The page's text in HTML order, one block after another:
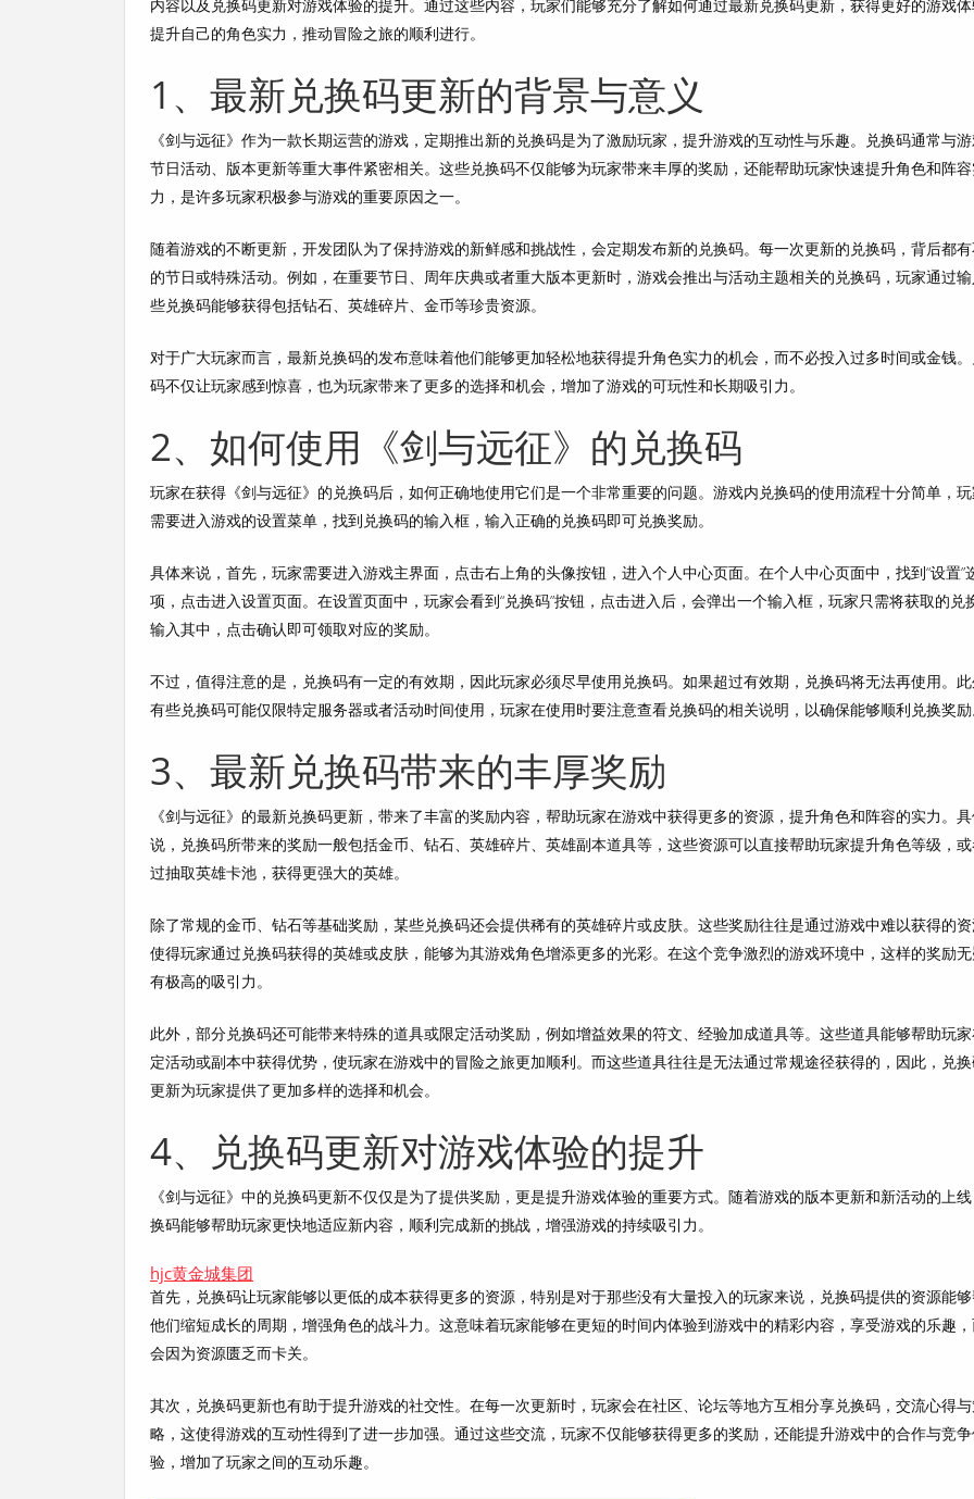
内容以及兑换码更新对游戏体验的提升。通过这些内容，玩家们能够充分了解如何通过最新兑换码更新，获得更好的游戏体
提升自己的角色实力，推动冒险之旅的顺利进行。
1、最新兑换码更新的背景与意义
《剑与远征》作为一款长期运营的游戏，定期推出新的兑换码是为了激励玩家，提升游戏的互动性与乐趣。兑换码通常与
节日活动、版本更新等重大事件紧密相关。这些兑换码不仅能够为玩家带来丰厚的奖励，还能帮助玩家快速提升角色和阵
力，是许多玩家积极参与游戏的重要原因之一。
随着游戏的不断更新，开发团队为了保持游戏的新鲜感和挑战性，会定期发布新的兑换码。每一次更新的兑换码，背后都
的节日或特殊活动。例如，在重要节日、周年庆典或者重大版本更新时，游戏会推出与活动主题相关的兑换码，玩家通过
些兑换码能够获得包括钻石、英雄碎片、金币等珍贵资源。
对于广大玩家而言，最新兑换码的发布意味着他们能够更加轻松地获得提升角色实力的机会，而不必投入过多时间或金钱
码不仅让玩家感到惊喜，也为玩家带来了更多的选择和机会，增加了游戏的可玩性和长期吸引力。
2、如何使用《剑与远征》的兑换码
玩家在获得《剑与远征》的兑换码后，如何正确地使用它们是一个非常重要的问题。游戏内兑换码的使用流程十分简单，玩
需要进入游戏的设置菜单，找到兑换码的输入框，输入正确的兑换码即可兑换奖励。
具体来说，首先，玩家需要进入游戏主界面，点击右上角的头像按钮，进入个人中心页面。在个人中心页面中，找到“设置”
项，点击进入设置页面。在设置页面中，玩家会看到“兑换码”按钮，点击进入后，会弹出一个输入框，玩家只需将获取的兑
输入其中，点击确认即可领取对应的奖励。
不过，值得注意的是，兑换码有一定的有效期，因此玩家必须尽早使用兑换码。如果超过有效期，兑换码将无法再使用。此
有些兑换码可能仅限特定服务器或者活动时间使用，玩家在使用时要注意查看兑换码的相关说明，以确保能够顺利兑换奖励
3、最新兑换码带来的丰厚奖励
《剑与远征》的最新兑换码更新，带来了丰富的奖励内容，帮助玩家在游戏中获得更多的资源，提升角色和阵容的实力。
说，兑换码所带来的奖励一般包括金币、钻石、英雄碎片、英雄副本道具等，这些资源可以直接帮助玩家提升角色等级，或
过抽取英雄卡池，获得更强大的英雄。
除了常规的金币、钻石等基础奖励，某些兑换码还会提供稀有的英雄碎片或皮肤。这些奖励往往是通过游戏中难以获得的资
使得玩家通过兑换码获得的英雄或皮肤，能够为其游戏角色增添更多的光彩。在这个竞争激烈的游戏环境中，这样的奖励
有极高的吸引力。
此外，部分兑换码还可能带来特殊的道具或限定活动奖励，例如增益效果的符文、经验加成道具等。这些道具能够帮助玩
定活动或副本中获得优势，使玩家在游戏中的冒险之旅更加顺利。而这些道具往往是无法通过常规途径获得的，因此，兑
更新为玩家提供了更加多样的选择和机会。
4、兑换码更新对游戏体验的提升
《剑与远征》中的兑换码更新不仅仅是为了提供奖励，更是提升游戏体验的重要方式。随着游戏的版本更新和新活动的上
换码能够帮助玩家更快地适应新内容，顺利完成新的挑战，增强游戏的持续吸引力。
hjc黄金城集团
首先，兑换码让玩家能够以更低的成本获得更多的资源，特别是对于那些没有大量投入的玩家来说，兑换码提供的资源能
他们缩短成长的周期，增强角色的战斗力。这意味着玩家能够在更短的时间内体验到游戏中的精彩内容，享受游戏的乐趣
会因为资源匮乏而卡关。
其次，兑换码更新也有助于提升游戏的社交性。在每一次更新时，玩家会在社区、论坛等地方互相分享兑换码，交流心得
略，这使得游戏的互动性得到了进一步加强。通过这些交流，玩家不仅能够获得更多的奖励，还能提升游戏中的合作与竞
验，增加了玩家之间的互动乐趣。